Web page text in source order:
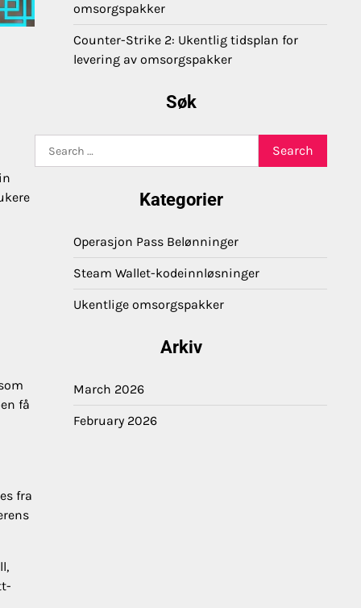
få
fra
omsorgspakker
Counter-Strike 2: Ukentlig tidsplan for
levering av omsorgspakker
Søk
for:
Kategorier
Operasjon Pass Belønninger
Steam Wallet-kodeinnløsninger
Ukentlige omsorgspakker
Arkiv
March 2026
February 2026